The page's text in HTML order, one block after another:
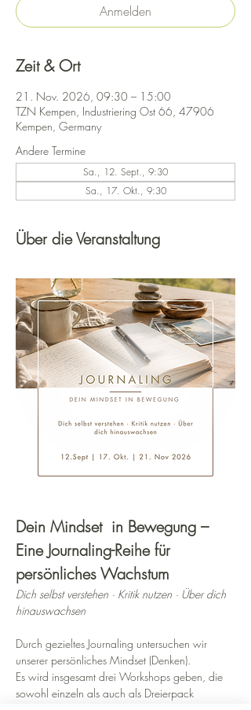
Anmelden
Zeit & Ort
21. Nov. 2026, 09:30 – 15:00
TZN Kempen, Industriering Ost 66, 47906
Kempen, Germany
Andere Termine
Sa., 12. Sept., 9:30
Sa., 17. Okt., 9:30
Über die Veranstaltung
Dein Mindset  in Bewegung –
Eine Journaling-Reihe für
persönliches Wachstum
Dich selbst verstehen · Kritik nutzen · Über dich
hinauswachsen
Durch gezieltes Journaling untersuchen wir
unserer persönliches Mindset (Denken).
Es wird insgesamt drei Workshops geben, die
sowohl einzeln als auch als Dreierpack